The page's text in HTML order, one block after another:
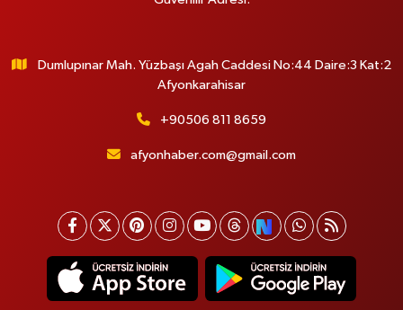
Dumlupınar Mah. Yüzbaşı Agah Caddesi No:44 Daire:3 Kat:2
Afyonkarahisar
+90506 811 8659
afyonhaber.com@gmail.com